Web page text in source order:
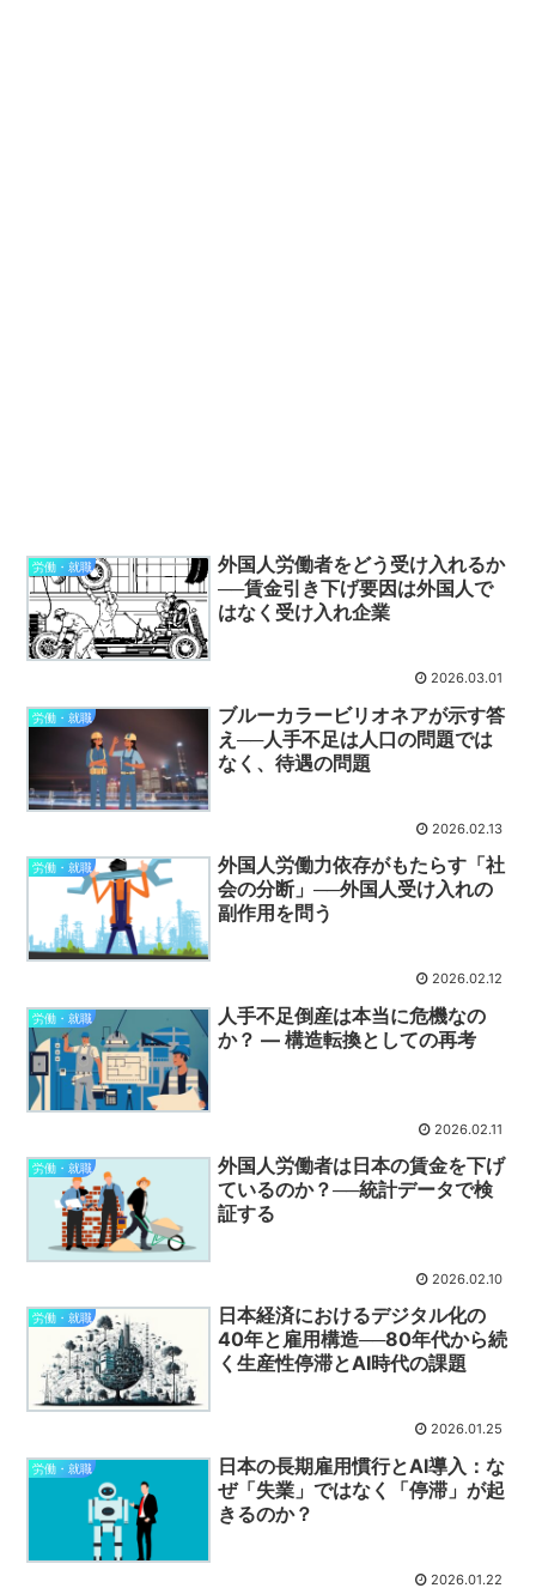
労働・就職
外国人労働者をどう受け入れるか
──賃金引き下げ要因は外国人で
はなく受け入れ企業
2026.03.01
労働・就職
ブルーカラービリオネアが示す答
え──人手不足は人口の問題では
なく、待遇の問題
2026.02.13
労働・就職
外国人労働力依存がもたらす「社
会の分断」──外国人受け入れの
副作用を問う
2026.02.12
労働・就職
人手不足倒産は本当に危機なの
か？ ― 構造転換としての再考
2026.02.11
労働・就職
外国人労働者は日本の賃金を下げ
ているのか？──統計データで検
証する
2026.02.10
労働・就職
日本経済におけるデジタル化の
40年と雇用構造──80年代から続
く生産性停滞とAI時代の課題
2026.01.25
労働・就職
日本の長期雇用慣行とAI導入：な
ぜ「失業」ではなく「停滞」が起
きるのか？
2026.01.22